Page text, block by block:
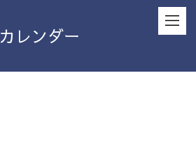
カレンダー